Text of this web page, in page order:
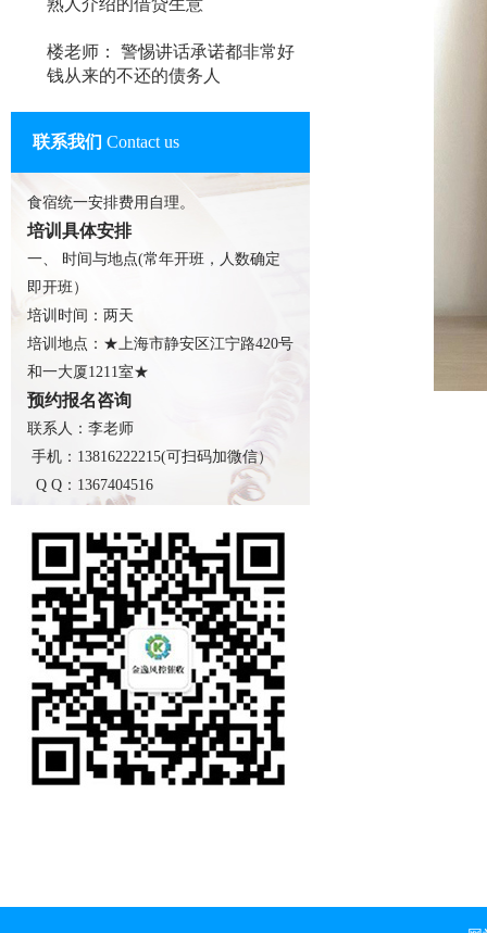
楼老师： 警惕讲话承诺都非常好
钱从来的不还的债务人
联系我们 Contact us
食宿统一安排费用自理。
培训具体安排
一、 时间与地点(常年开班，人数确定
即开班）
培训时间：两天
培训地点：★上海市静安区江宁路420号
和一大厦1211室★
预约报名咨询
联系人：李老师
手机：13816222215(可扫码加微信）
Q Q：1367404516